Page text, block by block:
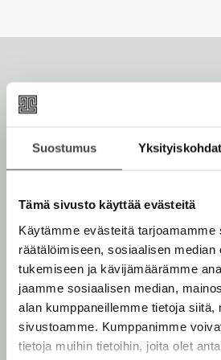
Suostumus Yksityiskohdat
Tämä sivusto käyttää evästeitä
Käytämme evästeitä tarjoamamme
räätälöimiseen, sosiaalisen median
tukemiseen ja kävijämäärämme
jaamme sosiaalisen median,
alan kumppaneillemme tietoja siitä,
sivustoamme. Kumppanimme
tietoja muihin tietoihin, joita olet
e
n
e
t
e
e
Annamari
Lue lisää tekijästä
A
n
n
a
m
r
i